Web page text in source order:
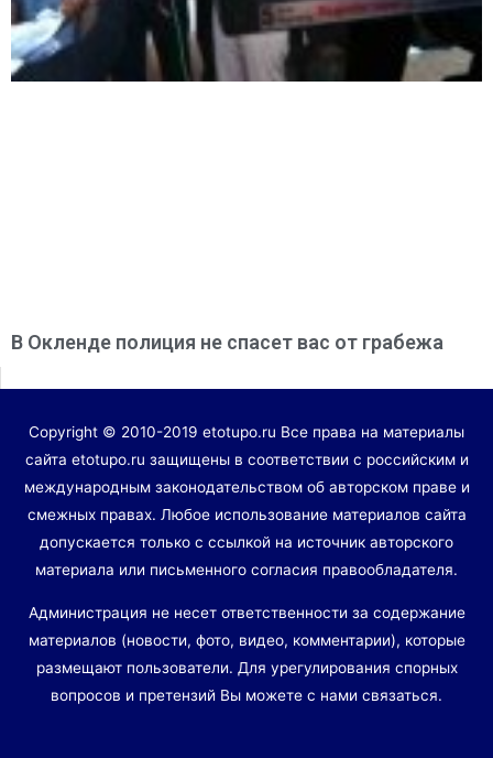
В Окленде полиция не спасет вас от грабежа
Copyright © 2010-2019 etotupo.ru Все права на материалы
сайта etotupo.ru защищены в соответствии с российским и
международным законодательством об авторском праве и
смежных правах. Любое использование материалов сайта
допускается только с ссылкой на источник авторского
материала или письменного согласия правообладателя.
Администрация не несет ответственности за содержание
материалов (новости, фото, видео, комментарии), которые
размещают пользователи. Для урегулирования спорных
вопросов и претензий Вы можете с нами связаться.